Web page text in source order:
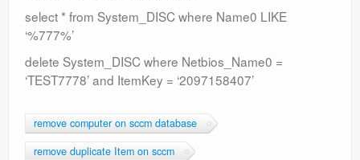
select * from System_DISC where Name0 LIKE
‘%777%’
delete System_DISC where Netbios_Name0 =
‘TEST7778’ and ItemKey = ‘2097158407’
remove computer on sccm database
remove duplicate Item on sccm